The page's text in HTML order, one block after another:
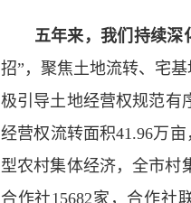
五年来，我们持续深
招”，聚焦土地流转、宅
极引导土地经营权规范有
经营权流转面积41.96万
型农村集体经济，全市村
合作社15682家，合作社